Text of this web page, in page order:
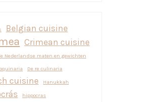
Belgian cuisine
Crimean cuisine
Nederlandse maten en gewichten
De re culinaria
cuisine Hanukkah
hippocras